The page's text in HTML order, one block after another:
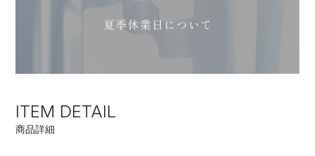
ITEM DETAIL
商品詳細